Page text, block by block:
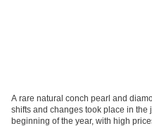
A rare natural conch pearl and
shifts and changes took place in
beginning of the year, with high